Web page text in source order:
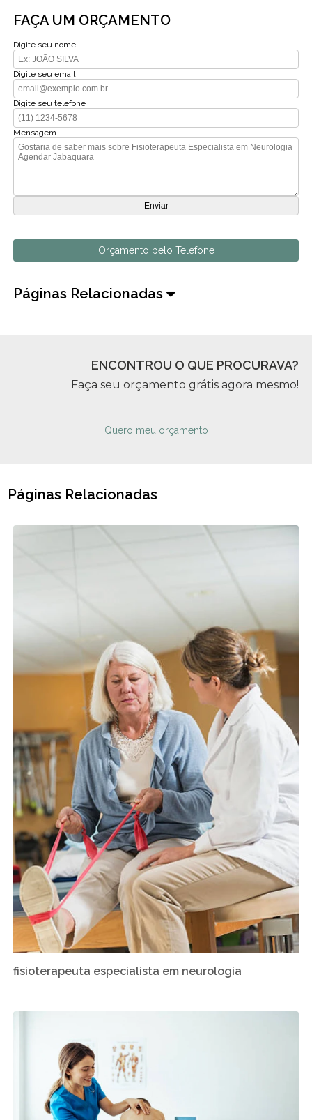
FAÇA UM ORÇAMENTO
Digite seu nome
Digite seu email
Digite seu telefone
Mensagem
Orçamento pelo Telefone
Páginas Relacionadas
ENCONTROU O QUE PROCURAVA?
Faça seu orçamento grátis agora mesmo!
Quero meu orçamento
Páginas Relacionadas
fisioterapeuta especialista em neurologia